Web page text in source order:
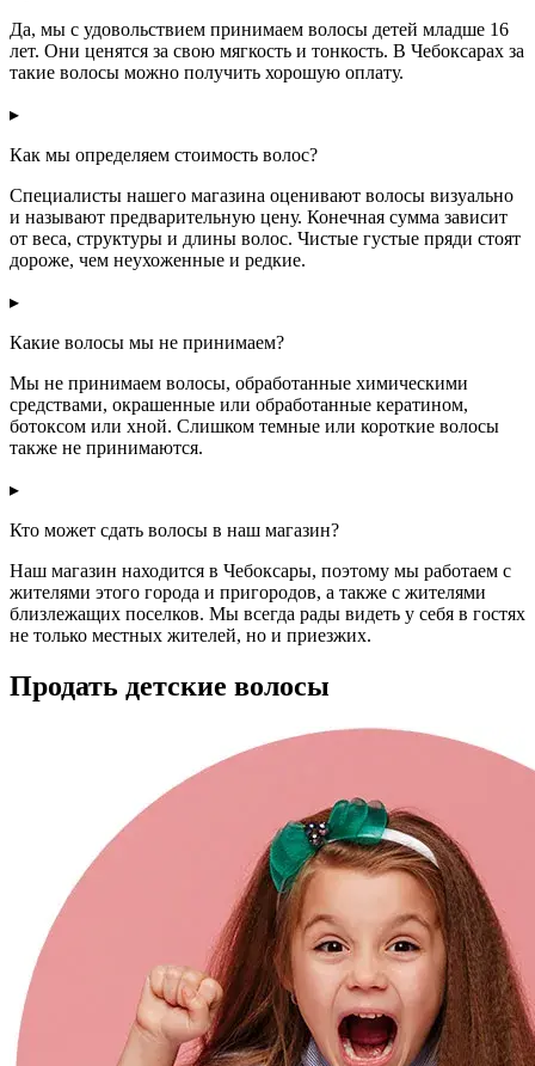
Да, мы с удовольствием принимаем волосы детей младше 16
лет. Они ценятся за свою мягкость и тонкость. В Чебоксарах за
такие волосы можно получить хорошую оплату.
▸
Как мы определяем стоимость волос?
Специалисты нашего магазина оценивают волосы визуально
и называют предварительную цену. Конечная сумма зависит
от веса, структуры и длины волос. Чистые густые пряди стоят
дороже, чем неухоженные и редкие.
▸
Какие волосы мы не принимаем?
Мы не принимаем волосы, обработанные химическими
средствами, окрашенные или обработанные кератином,
ботоксом или хной. Слишком темные или короткие волосы
также не принимаются.
▸
Кто может сдать волосы в наш магазин?
Наш магазин находится в Чебоксары, поэтому мы работаем с
жителями этого города и пригородов, а также с жителями
близлежащих поселков. Мы всегда рады видеть у себя в гостях
не только местных жителей, но и приезжих.
Продать детские волосы